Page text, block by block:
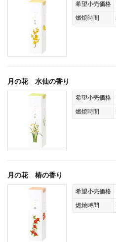
希望小売価格
燃焼時間
月の花 水仙の香り
希望小売価格
燃焼時間
月の花 椿の香り
希望小売価格
燃焼時間